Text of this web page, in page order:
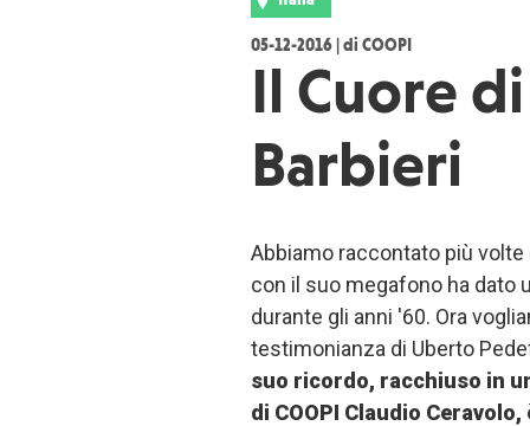
05-12-2016 | di COOPI
Il Cuore
Barbieri
Abbiamo raccontato più
con il suo megafono ha dato
durante gli anni '60. Ora
testimonianza di Uberto
suo ricordo, racchiuso in
di COOPI Claudio